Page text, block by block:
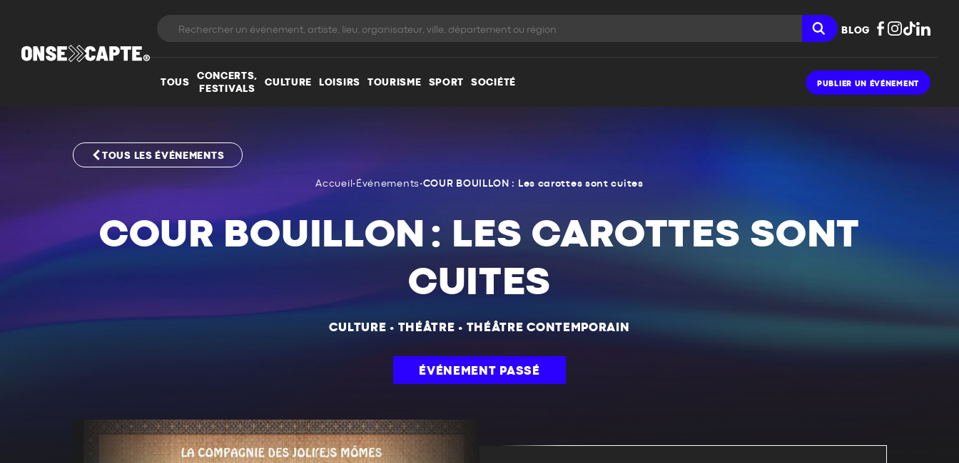
BLOG
TOUS
CONCERTS,
FESTIVALS
CULTURE LOISIRS TOURISME SPORT SOCIÉTÉ PUBLIER UN ÉVÉNEMENT
TOUS LES ÉVÉNEMENTS
Accueil • Événements•COUR BOUILLON : Les carottes sont cuites
COUR BOUILLON : LES CAROTTES SONT
CUITES
CULTURE • THÉÂTRE • THÉÂTRE CONTEMPORAIN
ÉVÉNEMENT PASSÉ